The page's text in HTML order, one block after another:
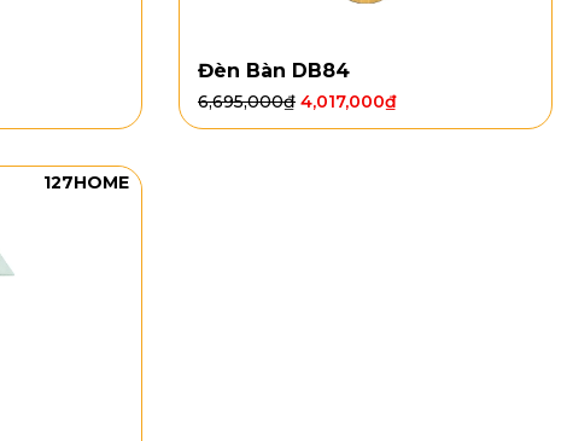
Đèn Bàn DB84
6,695,000₫ 4,017,000₫
127HOME